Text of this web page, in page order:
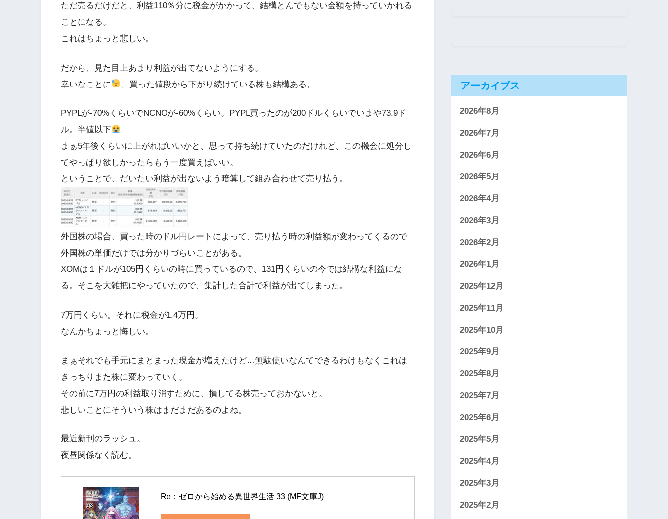
ただ売るだけだと、利益110％分に税金がかかって、結構とんでもない金額を持っていかれる
ことになる。
これはちょっと悲しい。
だから、見た目上あまり利益が出てないようにする。
幸いなことに
、買った値段から下がり続けている株も結構ある。
PYPLが-70%くらいでNCNOが-60%くらい。PYPL買ったのが200ドルくらいでいまや73.9ド
ル。半値以下
まぁ5年後くらいに上がればいいかと、思って持ち続けていたのだけれど、この機会に処分し
てやっぱり欲しかったらもう一度買えばいい。
ということで、だいたい利益が出ないよう暗算して組み合わせて売り払う。
外国株の場合、買った時のドル円レートによって、売り払う時の利益額が変わってくるので
外国株の単価だけでは分かりづらいことがある。
XOMは１ドルが105円くらいの時に買っているので、131円くらいの今では結構な利益にな
る。そこを大雑把にやっていたので、集計した合計で利益が出てしまった。
7万円くらい。それに税金が1.4万円。
なんかちょっと悔しい。
まぁそれでも手元にまとまった現金が増えたけど…無駄使いなんてできるわけもなくこれは
きっちりまた株に変わっていく。
その前に7万円の利益取り消すために、損してる株売っておかないと。
悲しいことにそういう株はまだまだあるのよね。
最近新刊のラッシュ。
夜昼関係なく読む。
Re：ゼロから始める異世界生活 33 (MF文庫J)
アーカイブス
2026年8月
2026年7月
2026年6月
2026年5月
2026年4月
2026年3月
2026年2月
2026年1月
2025年12月
2025年11月
2025年10月
2025年9月
2025年8月
2025年7月
2025年6月
2025年5月
2025年4月
2025年3月
2025年2月